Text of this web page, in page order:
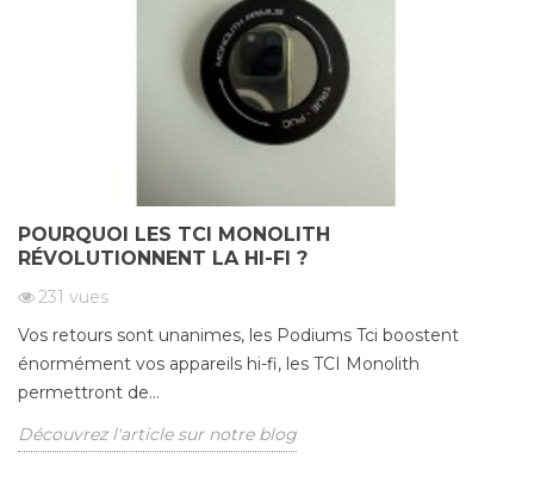
POURQUOI LES TCI MONOLITH
RÉVOLUTIONNENT LA HI-FI ?
231 vues
Vos retours sont unanimes, les Podiums Tci boostent
énormément vos appareils hi-fi, les TCI Monolith
permettront de...
Découvrez l'article sur notre blog